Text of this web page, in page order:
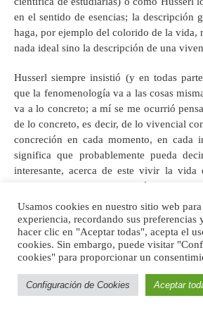
en el sentido de esencias; la descripción
haga, por ejemplo del colorido de la vida,
nada ideal sino la descripción de una
Husserl siempre insistió (y en todas
que la fenomenología va a las cosas
va a lo concreto; a mí se me ocurrió
de lo concreto, es decir, de lo vivencial
concreción en cada momento, en cada
significa que probablemente pueda
interesante, acerca de este vivir la vida
seleccionar ninguna dimensión, sin
todos los que componen y
concreción.
Digamos por ejemplo, temporalidad,
temporal, pero no es sólo temporal; la
temporalidad es el estudio de cierto
fundamental, de la vida, pero el estudio
Usamos cookies en nuestro sitio web
experiencia, recordando sus preferencias
hacer clic en "Aceptar todas", acepta el
cookies. Sin embargo, puede visitar
cookies" para proporcionar un
Configuración de Cookies Aceptar